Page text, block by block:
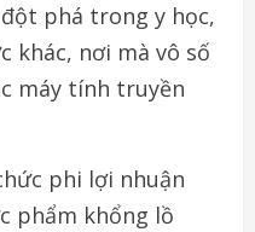
phá trong y học,
khác, nơi mà vô số
máy tính truyền
phi lợi nhuận
phẩm khổng lồ